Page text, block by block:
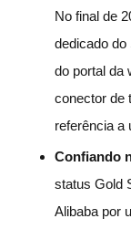
No final de
dedicado do
do portal da
conector de
referência a
Confiando
status Gold
Alibaba por